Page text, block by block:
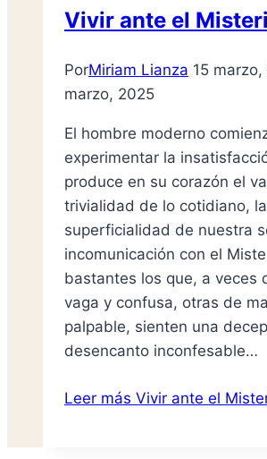
Vivir ante el
PorMiriam Lianza 15
marzo, 2025
El hombre moderno
experimentar la
produce en su corazón el
trivialidad de lo cotidiano, la
superficialidad de nuestra
incomunicación con el
bastantes los que, a veces
vaga y confusa, otras de
palpable, sienten una
desencanto inconfesable…
Leer más Vivir ante el